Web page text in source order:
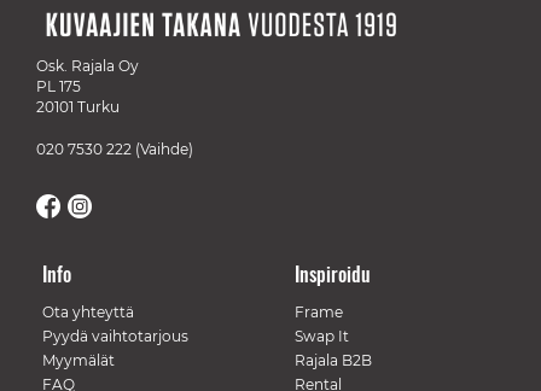
Osk. Rajala Oy
PL 175
20101 Turku
020 7530 222 (Vaihde)
Info
Ota yhteyttä
Pyydä vaihtotarjous
Myymälät
FAQ
Inspiroidu
Frame
Swap It
Rajala B2B
Rental